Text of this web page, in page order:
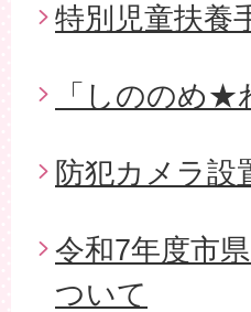
特別児童扶養
「しののめ★
防犯カメラ設
令和7年度市
ついて